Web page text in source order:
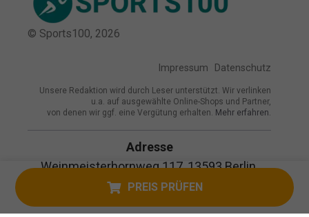
PREIS PRÜFEN
© Sports100, 2026
Impressum Datenschutz
Unsere Redaktion wird durch Leser unterstützt. Wir verlinken
u.a. auf ausgewählte Online-Shops und Partner,
von denen wir ggf. eine Vergütung erhalten. Mehr erfahren.
Adresse
Weinmeisterhornweg 117, 13593 Berlin,
Deutschland